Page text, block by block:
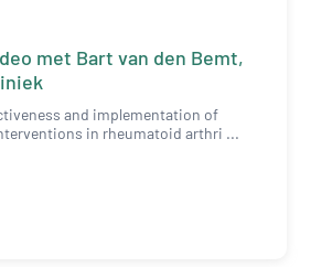
met Bart van den Bemt,
and implementation of
in rheumatoid arthri ...